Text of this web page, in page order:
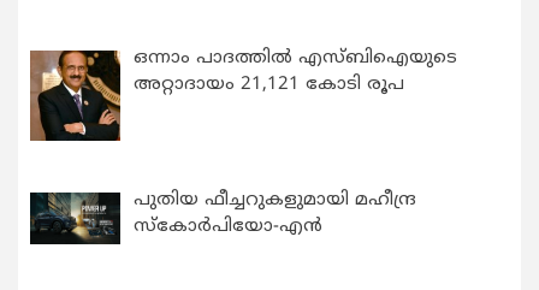
ഒന്നാം പാദത്തിൽ എസ്ബിഐയുടെ
അറ്റാദായം 21,121 കോടി രൂപ
പുതിയ ഫീച്ചറുകളുമായി മഹീന്ദ്ര
സ്കോർപിയോ-എൻ